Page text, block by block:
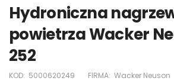
Hydroniczna
powietrza Wacker
252
KOD: 5000620249 FIRMA: Wacker Neuson